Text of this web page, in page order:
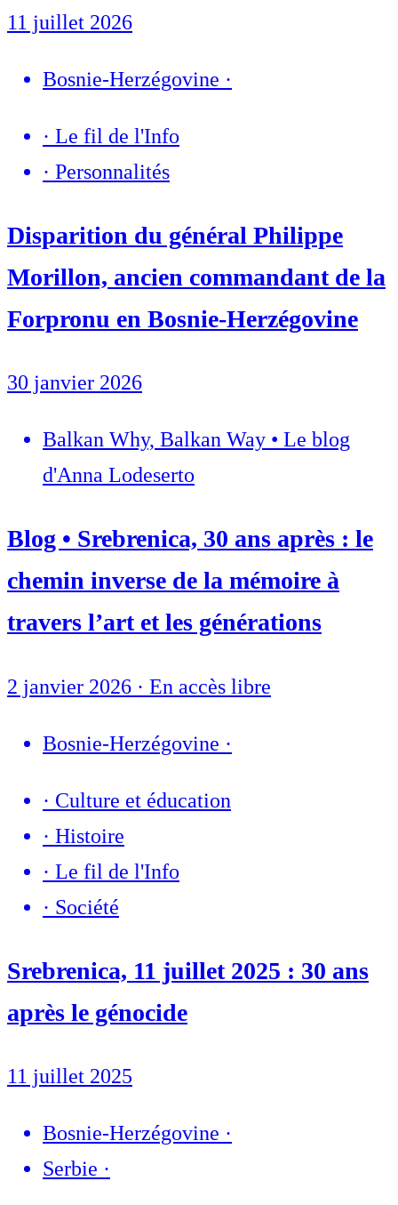
11 juillet 2026
Bosnie-Herzégovine ·
· Le fil de l'Info
· Personnalités
Disparition du général Philippe
Morillon, ancien commandant de la
Forpronu en Bosnie-Herzégovine
30 janvier 2026
Balkan Why, Balkan Way • Le blog
d'Anna Lodeserto
Blog • Srebrenica, 30 ans après : le
chemin inverse de la mémoire à
travers l’art et les générations
2 janvier 2026 · En accès libre
Bosnie-Herzégovine ·
· Culture et éducation
· Histoire
· Le fil de l'Info
· Société
Srebrenica, 11 juillet 2025 : 30 ans
après le génocide
11 juillet 2025
Bosnie-Herzégovine ·
Serbie ·